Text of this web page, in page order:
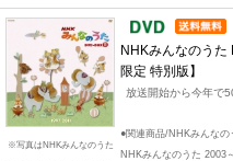
※写真はNHKみんなのうた
NHKみんなのう
限定 特別版】
放送開始から今年で
●関連商品/NHKみんなの
NHKみんなのうた 2003